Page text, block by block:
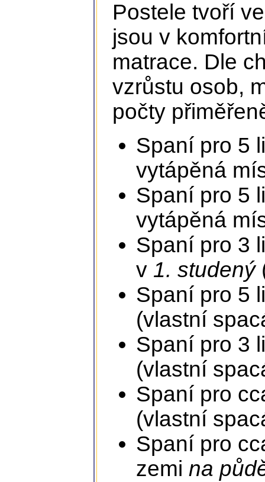
Postele tvoří
jsou v
matrace. Dle
vzrůstu osob,
počty
Spaní pro 5
vytápěná
Spaní pro 5
vytápěná
Spaní pro 3
v 1. studený
Spaní pro 5
(vlastní
Spaní pro 3
(vlastní
Spaní pro
(vlastní
Spaní pro
zemi na